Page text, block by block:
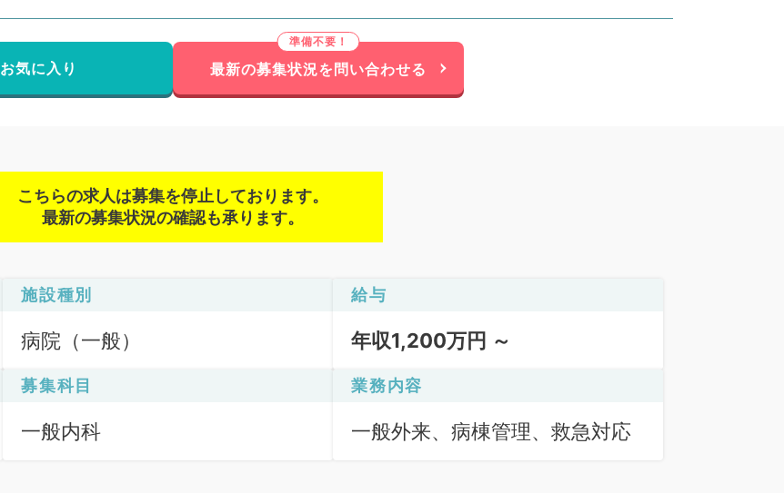
お気に入り 最新の募集状況を問い合わせる
こちらの求人は募集を停止しております。
最新の募集状況の確認も承ります。
施設種別
病院（一般）
給与
年収1,200万円 ～
募集科目
一般内科
業務内容
一般外来、病棟管理、救急対応